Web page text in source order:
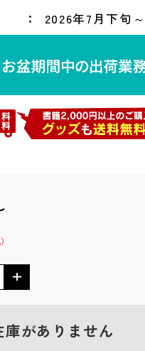
2026年7月下旬
庫がありません